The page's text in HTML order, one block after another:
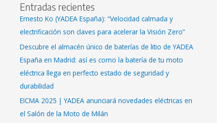
Entradas recientes
Ernesto Ko (YADEA España): “Velocidad calmada y
electrificación son claves para acelerar la Visión Zero”
Descubre el almacén único de baterías de litio de YADEA
España en Madrid: así es como la batería de tu moto
eléctrica llega en perfecto estado de seguridad y
durabilidad
EICMA 2025 | YADEA anunciará novedades eléctricas en
el Salón de la Moto de Milán